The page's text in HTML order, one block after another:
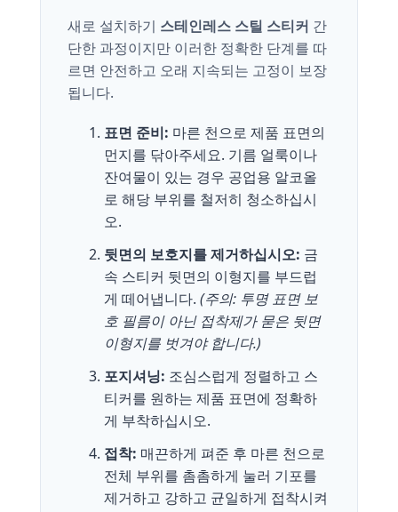
새로 설치하기 스테인레스 스틸 스티커 간
단한 과정이지만 이러한 정확한 단계를 따
르면 안전하고 오래 지속되는 고정이 보장
됩니다.
표면 준비: 마른 천으로 제품 표면의
먼지를 닦아주세요. 기름 얼룩이나
잔여물이 있는 경우 공업용 알코올
로 해당 부위를 철저히 청소하십시
오.
뒷면의 보호지를 제거하십시오: 금
속 스티커 뒷면의 이형지를 부드럽
게 떼어냅니다. (주의: 투명 표면 보
호 필름이 아닌 접착제가 묻은 뒷면
이형지를 벗겨야 합니다.)
포지셔닝: 조심스럽게 정렬하고 스
티커를 원하는 제품 표면에 정확하
게 부착하십시오.
접착: 매끈하게 펴준 후 마른 천으로
전체 부위를 촘촘하게 눌러 기포를
제거하고 강하고 균일하게 접착시켜